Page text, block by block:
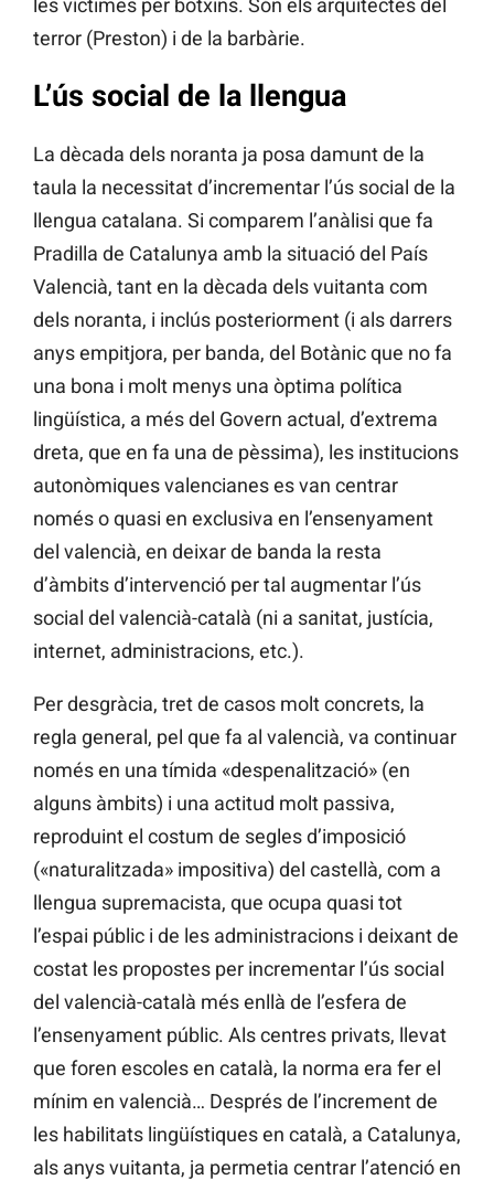
les víctimes per botxins. Són els arquitectes del
terror (Preston) i de la barbàrie.
L’ús social de la llengua
La dècada dels noranta ja posa damunt de la
taula la necessitat d’incrementar l’ús social de la
llengua catalana. Si comparem l’anàlisi que fa
Pradilla de Catalunya amb la situació del País
Valencià, tant en la dècada dels vuitanta com
dels noranta, i inclús posteriorment (i als darrers
anys empitjora, per banda, del Botànic que no fa
una bona i molt menys una òptima política
lingüística, a més del Govern actual, d’extrema
dreta, que en fa una de pèssima), les institucions
autonòmiques valencianes es van centrar
només o quasi en exclusiva en l’ensenyament
del valencià, en deixar de banda la resta
d’àmbits d’intervenció per tal augmentar l’ús
social del valencià-català (ni a sanitat, justícia,
internet, administracions, etc.).
Per desgràcia, tret de casos molt concrets, la
regla general, pel que fa al valencià, va continuar
només en una tímida «despenalització» (en
alguns àmbits) i una actitud molt passiva,
reproduint el costum de segles d’imposició
(«naturalitzada» impositiva) del castellà, com a
llengua supremacista, que ocupa quasi tot
l’espai públic i de les administracions i deixant de
costat les propostes per incrementar l’ús social
del valencià-català més enllà de l’esfera de
l’ensenyament públic. Als centres privats, llevat
que foren escoles en català, la norma era fer el
mínim en valencià… Després de l’increment de
les habilitats lingüístiques en català, a Catalunya,
als anys vuitanta, ja permetia centrar l’atenció en